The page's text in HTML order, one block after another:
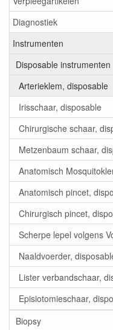
Diagnostiek
Instrumenten
Disposable instrumenten
Arterieklem, disposable
Irisschaar, disposable
Chirurgische schaar,
Metzenbaum schaar,
Anatomisch
Anatomisch pincet,
Chirurgisch pincet,
Scherpe lepel volgens
Naaldvoerder,
Lister verbandschaar,
Episiotomieschaar,
Biopsy